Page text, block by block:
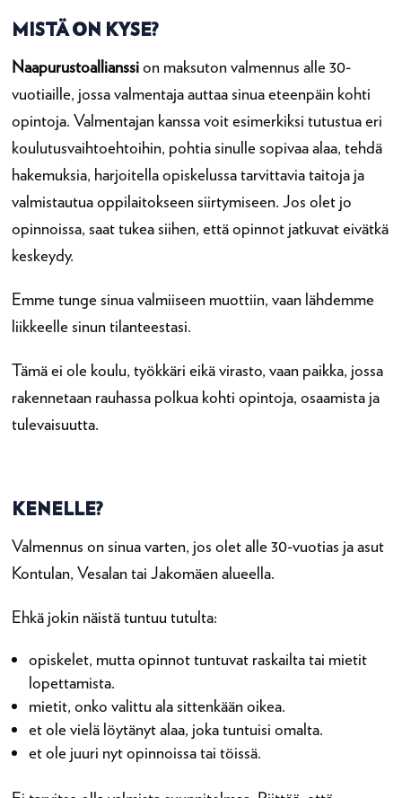
MISTÄ ON KYSE?
Naapurustoallianssion maksuton valmennus alle 30-
vuotiaille, jossa valmentaja auttaa sinua eteenpäin kohti
opintoja. Valmentajan kanssa voit esimerkiksi tutustua eri
koulutusvaihtoehtoihin, pohtia sinulle sopivaa alaa, tehdä
hakemuksia, harjoitella opiskelussa tarvittavia taitoja ja
valmistautua oppilaitokseen siirtymiseen. Jos olet jo
opinnoissa, saat tukea siihen, että opinnot jatkuvat eivätkä
keskeydy.
Emme tunge sinua valmiiseen muottiin, vaan lähdemme
liikkeelle sinun tilanteestasi.
Tämä ei ole koulu, työkkäri eikä virasto, vaan paikka, jossa
rakennetaan rauhassa polkua kohti opintoja, osaamista ja
tulevaisuutta.
KENELLE?
Valmennus on sinua varten, jos olet alle 30-vuotias ja asut
Kontulan, Vesalan tai Jakomäen alueella.
Ehkä jokin näistä tuntuu tutulta:
opiskelet, mutta opinnot tuntuvat raskailta tai mietit
lopettamista.
mietit, onko valittu ala sittenkään oikea.
et ole vielä löytänyt alaa, joka tuntuisi omalta.
et ole juuri nyt opinnoissa tai töissä.